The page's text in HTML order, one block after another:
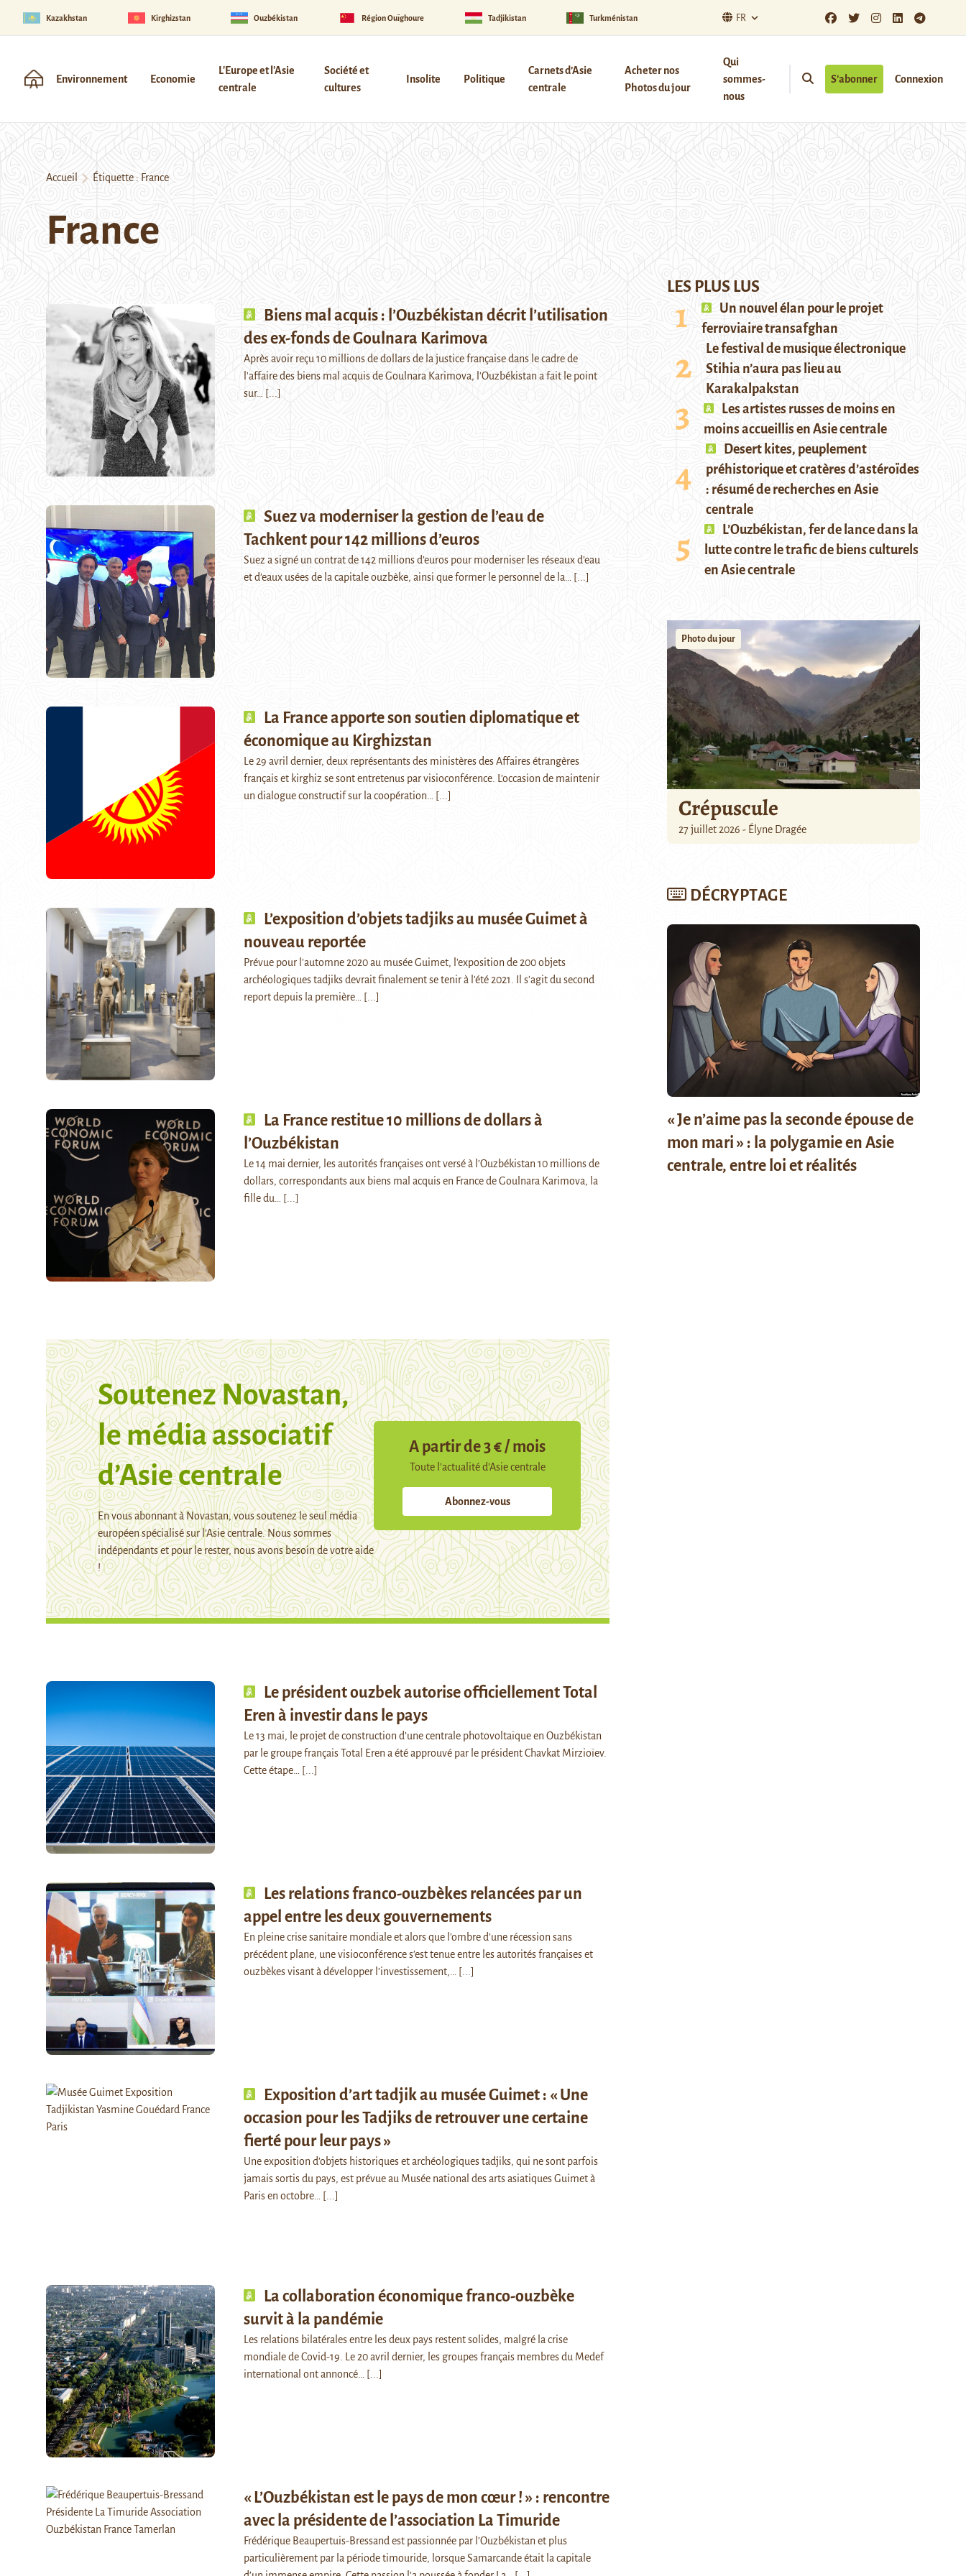
Kazakhstan Kirghizstan Ouzbékistan Région Ouïghoure Tadjikistan Turkménistan FR
Environnement Economie
L'Europe et l'Asie
centrale
Société et
cultures
Insolite Politique
Carnets d’Asie
centrale
Acheter nos
Photos du jour
Qui
sommes-
nous
S’abonner Connexion
Accueil Étiquette : France
France
Biens mal acquis : l’Ouzbékistan décrit l’utilisation
des ex-fonds de Goulnara Karimova
Après avoir reçu 10 millions de dollars de la justice française dans le cadre de
l'affaire des biens mal acquis de Goulnara Karimova, l'Ouzbékistan a fait le point
sur…
[...]
Suez va moderniser la gestion de l’eau de
Tachkent pour 142 millions d’euros
Suez a signé un contrat de 142 millions d’euros pour moderniser les réseaux d’eau
et d’eaux usées de la capitale ouzbèke, ainsi que former le personnel de la…
[...]
La France apporte son soutien diplomatique et
économique au Kirghizstan
Le 29 avril dernier, deux représentants des ministères des Affaires étrangères
français et kirghiz se sont entretenus par visioconférence. L’occasion de maintenir
un dialogue constructif sur la coopération…
[...]
L’exposition d’objets tadjiks au musée Guimet à
nouveau reportée
Prévue pour l'automne 2020 au musée Guimet, l'exposition de 200 objets
archéologiques tadjiks devrait finalement se tenir à l'été 2021. Il s'agit du second
report depuis la première…
[...]
La France restitue 10 millions de dollars à
l’Ouzbékistan
Le 14 mai dernier, les autorités françaises ont versé à l’Ouzbékistan 10 millions de
dollars, correspondants aux biens mal acquis en France de Goulnara Karimova, la
fille du…
[...]
Soutenez Novastan,
le média associatif
d’Asie centrale
En vous abonnant à Novastan, vous soutenez le seul média
européen spécialisé sur l’Asie centrale. Nous sommes
indépendants et pour le rester, nous avons besoin de votre aide
!
A partir de 3 € / mois
Toute l’actualité d’Asie centrale
Abonnez-vous
Le président ouzbek autorise officiellement Total
Eren à investir dans le pays
Le 13 mai, le projet de construction d’une centrale photovoltaïque en Ouzbékistan
par le groupe français Total Eren a été approuvé par le président Chavkat Mirzioïev.
Cette étape…
[...]
Les relations franco-ouzbèkes relancées par un
appel entre les deux gouvernements
En pleine crise sanitaire mondiale et alors que l’ombre d’une récession sans
précédent plane, une visioconférence s’est tenue entre les autorités françaises et
ouzbèkes visant à développer l’investissement,…
[...]
Exposition d’art tadjik au musée Guimet : « Une
occasion pour les Tadjiks de retrouver une certaine
fierté pour leur pays »
Une exposition d’objets historiques et archéologiques tadjiks, qui ne sont parfois
jamais sortis du pays, est prévue au Musée national des arts asiatiques Guimet à
Paris en octobre…
[...]
La collaboration économique franco-ouzbèke
survit à la pandémie
Les relations bilatérales entre les deux pays restent solides, malgré la crise
mondiale de Covid-19. Le 20 avril dernier, les groupes français membres du Medef
international ont annoncé…
[...]
« L’Ouzbékistan est le pays de mon cœur ! » : rencontre
avec la présidente de l’association La Timuride
Frédérique Beaupertuis-Bressand est passionnée par l’Ouzbékistan et plus
particulièrement par la période timouride, lorsque Samarcande était la capitale
LES PLUS LUS
Un nouvel élan pour le projet
ferroviaire transafghan
Le festival de musique électronique
Stihia n’aura pas lieu au
Karakalpakstan
Les artistes russes de moins en
moins accueillis en Asie centrale
Desert kites, peuplement
préhistorique et cratères d’astéroïdes
: résumé de recherches en Asie
centrale
L’Ouzbékistan, fer de lance dans la
lutte contre le trafic de biens culturels
en Asie centrale
Photo du jour
Crépuscule
27 juillet 2026 - Élyne Dragée
DÉCRYPTAGE
« Je n’aime pas la seconde épouse de
mon mari » : la polygamie en Asie
centrale, entre loi et réalités